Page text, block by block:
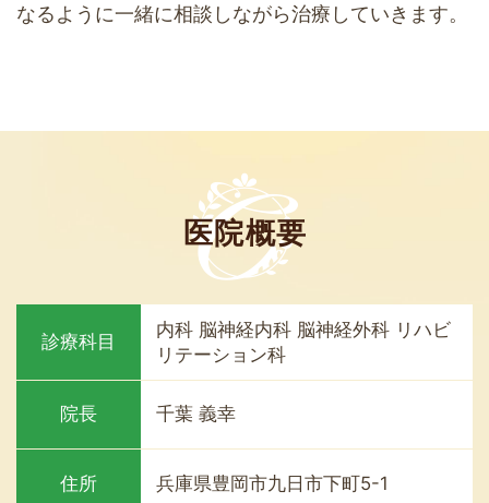
なるように一緒に相談しながら治療していきます。
医院概要
診療科目
内科 脳神経内科 脳神経外科 リハビ
リテーション科
院長 千葉 義幸
住所 兵庫県豊岡市九日市下町5-1